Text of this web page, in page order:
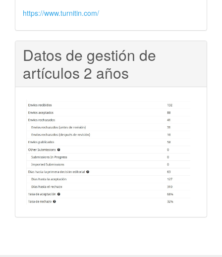
https://www.turnitin.com/
Datos de gestión de
artículos 2 años